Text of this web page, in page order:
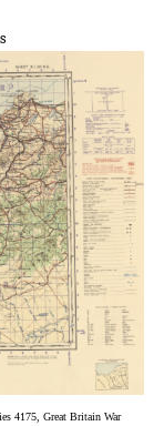
4175, Great Britain War